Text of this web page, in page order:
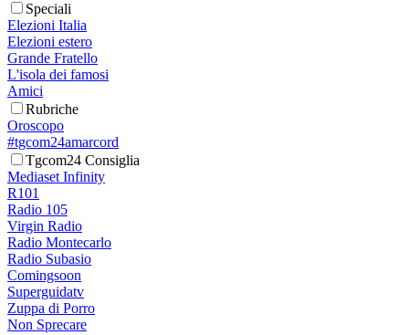
Speciali
Elezioni Italia
Elezioni estero
Grande Fratello
L'isola dei famosi
Amici
Rubriche
Oroscopo
#tgcom24amarcord
Tgcom24 Consiglia
Mediaset Infinity
R101
Radio 105
Virgin Radio
Radio Montecarlo
Radio Subasio
Comingsoon
Superguidatv
Zuppa di Porro
Non Sprecare